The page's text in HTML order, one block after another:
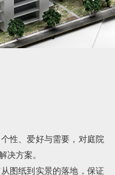
性、爱好与需要，对庭院
决方案。
图纸到实景的落地，保证